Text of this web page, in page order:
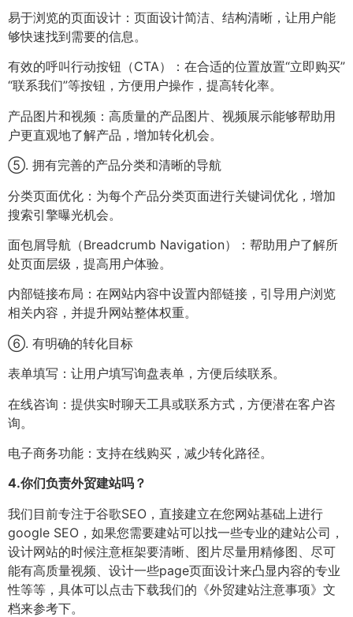
易于浏览的页面设计：页面设计简洁、结构清晰，让用户能
够快速找到需要的信息。
有效的呼叫行动按钮（CTA）：在合适的位置放置“立即购买”
“联系我们”等按钮，方便用户操作，提高转化率。
产品图片和视频：高质量的产品图片、视频展示能够帮助用
户更直观地了解产品，增加转化机会。
⑤. 拥有完善的产品分类和清晰的导航
分类页面优化：为每个产品分类页面进行关键词优化，增加
搜索引擎曝光机会。
面包屑导航（Breadcrumb Navigation）：帮助用户了解所
处页面层级，提高用户体验。
内部链接布局：在网站内容中设置内部链接，引导用户浏览
相关内容，并提升网站整体权重。
⑥. 有明确的转化目标
表单填写：让用户填写询盘表单，方便后续联系。
在线咨询：提供实时聊天工具或联系方式，方便潜在客户咨
询。
电子商务功能：支持在线购买，减少转化路径。
4.你们负责外贸建站吗？
我们目前专注于谷歌SEO，直接建立在您网站基础上进行
google SEO，如果您需要建站可以找一些专业的建站公司，
设计网站的时候注意框架要清晰、图片尽量用精修图、尽可
能有高质量视频、设计一些page页面设计来凸显内容的专业
性等等，具体可以点击下载我们的《外贸建站注意事项》文
档来参考下。